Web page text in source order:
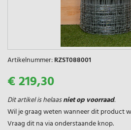
Artikelnummer:RZST088001
€ 219,30
Dit artikel is helaasniet op voorraad.
Wil je graag weten wanneer dit product
Vraag dit na via onderstaande knop.